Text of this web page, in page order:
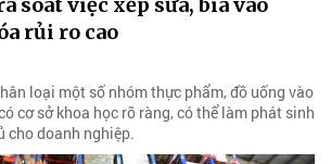
rủi ro cao
loại một số nhóm thực phẩm, đồ uống vào
cơ sở khoa học rõ ràng, có thể làm phát sinh
cho doanh nghiệp.